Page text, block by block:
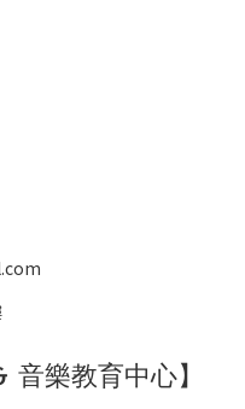
音樂教育中心】